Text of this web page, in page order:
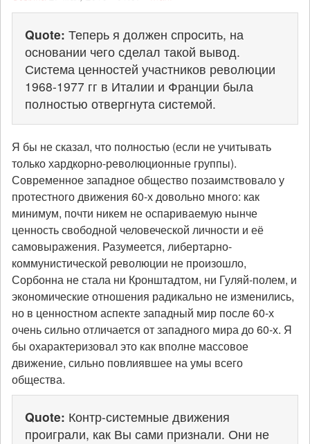
Quote: Теперь я должен спросить, на
основании чего сделал такой вывод.
Система ценностей участников революции
1968-1977 гг в Италии и Франции была
полностью отвергнута системой.
Я бы не сказал, что полностью (если не учитывать
только хардкорно-революционные группы).
Современное западное общество позаимствовало у
протестного движения 60-х довольно много: как
минимум, почти никем не оспариваемую нынче
ценность свободной человеческой личности и её
самовыражения. Разумеется, либертарно-
коммунистической революции не произошло,
Сорбонна не стала ни Кронштадтом, ни Гуляй-полем, и
экономические отношения радикально не изменились,
но в ценностном аспекте западный мир после 60-х
очень сильно отличается от западного мира до 60-х. Я
бы охарактеризовал это как вполне массовое
движение, сильно повлиявшее на умы всего
общества.
Quote: Контр-системные движения
проиграли, как Вы сами признали. Они не